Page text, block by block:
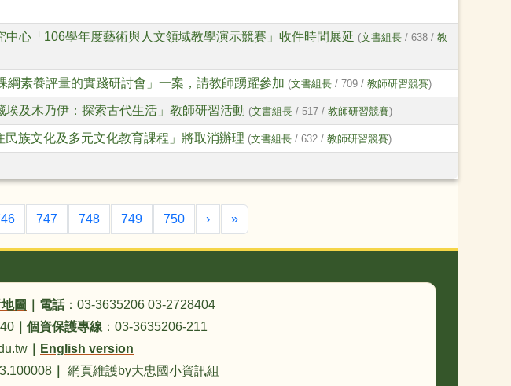
心「106學年度藝術與人文領域教學演示競賽」收件時間展延 (文書組長 / 638 /教
素養評量的實踐研討會」一案，請教師踴躍參加 (文書組長 / 709 /教師研習競賽)
及木乃伊：探索古代生活」教師研習活動 (文書組長 / 517 /教師研習競賽)
族文化及多元文化教育課程」將取消辦理 (文書組長 / 632 /教師研習競賽)
747 748 749 750 ›下一頁
»最後頁
圖 電話：03-3635206 03-2728404
｜ 個資保護專線：03-3635206-211
English version
網頁維護by大忠國小資訊組